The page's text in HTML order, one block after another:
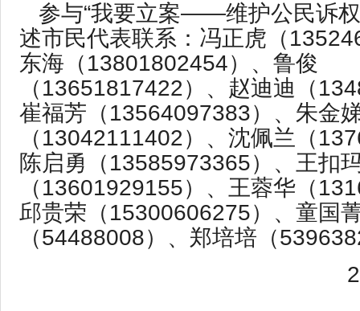
参与“我要立案——维护公民诉
述市民代表联系：冯正虎（
东海（13801802454）、鲁俊
（13651817422）、赵迪迪（
崔福芳（13564097383）、朱金
（13042111402）、沈佩兰（
陈启勇（13585973365）、王扣
（13601929155）、王蓉华（
邱贵荣（15300606275）、童国
（54488008）、郑培培（